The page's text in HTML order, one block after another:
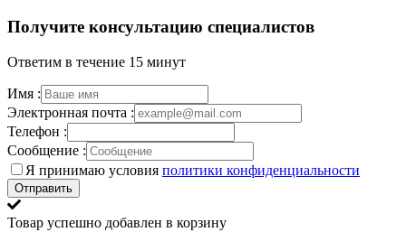
Получите консультацию специалистов
Ответим в течение 15 минут
Имя :
Электронная почта :
Телефон :
Сообщение :
Я принимаю условия политики конфиденциальности
Отправить
Товар успешно добавлен в корзину